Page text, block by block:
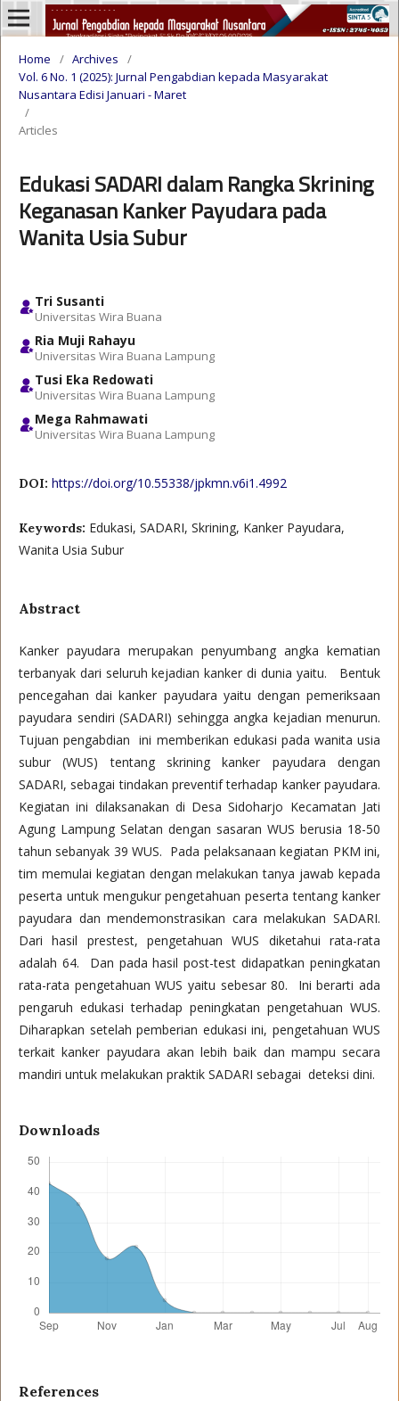
Home / Archives
/
Vol. 6 No. 1 (2025): Jurnal Pengabdian kepada Masyarakat
Nusantara Edisi Januari - Maret
/
Articles
Edukasi SADARI dalam Rangka Skrining
Keganasan Kanker Payudara pada
Wanita Usia Subur
Tri Susanti
Universitas Wira Buana
Ria Muji Rahayu
Universitas Wira Buana Lampung
Tusi Eka Redowati
Universitas Wira Buana Lampung
Mega Rahmawati
Universitas Wira Buana Lampung
DOI: https://doi.org/10.55338/jpkmn.v6i1.4992
Keywords: Edukasi, SADARI, Skrining, Kanker Payudara,
Wanita Usia Subur
Abstract
Kanker payudara merupakan penyumbang angka kematian
terbanyak dari seluruh kejadian kanker di dunia yaitu. Bentuk
pencegahan dai kanker payudara yaitu dengan pemeriksaan
payudara sendiri (SADARI) sehingga angka kejadian menurun.
Tujuan pengabdian ini memberikan edukasi pada wanita usia
subur (WUS) tentang skrining kanker payudara dengan
SADARI, sebagai tindakan preventif terhadap kanker payudara.
Kegiatan ini dilaksanakan di Desa Sidoharjo Kecamatan Jati
Agung Lampung Selatan dengan sasaran WUS berusia 18-50
tahun sebanyak 39 WUS. Pada pelaksanaan kegiatan PKM ini,
tim memulai kegiatan dengan melakukan tanya jawab kepada
peserta untuk mengukur pengetahuan peserta tentang kanker
payudara dan mendemonstrasikan cara melakukan SADARI.
Dari hasil prestest, pengetahuan WUS diketahui rata-rata
adalah 64. Dan pada hasil post-test didapatkan peningkatan
rata-rata pengetahuan WUS yaitu sebesar 80. Ini berarti ada
pengaruh edukasi terhadap peningkatan pengetahuan WUS.
Diharapkan setelah pemberian edukasi ini, pengetahuan WUS
terkait kanker payudara akan lebih baik dan mampu secara
mandiri untuk melakukan praktik SADARI sebagai deteksi dini.
Downloads
References